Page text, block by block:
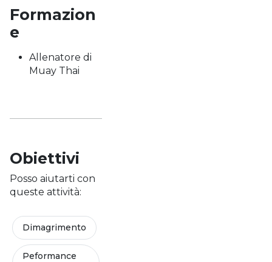
Formazion
e
Allenatore di
Muay Thai
Obiettivi
Posso aiutarti con
queste attività:
Dimagrimento
Peformance